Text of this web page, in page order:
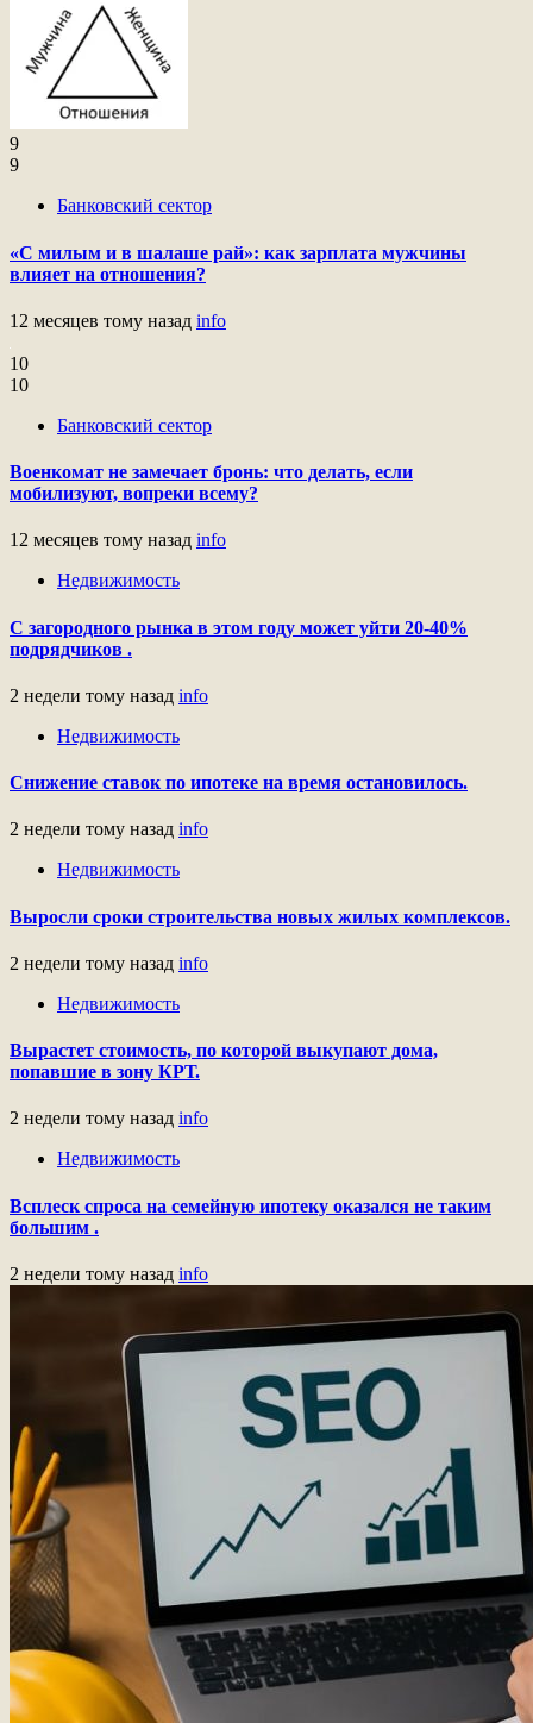
9
9
Банковский сектор
«С милым и в шалаше рай»: как зарплата мужчины
влияет на отношения?
12 месяцев тому назад info
10
10
Банковский сектор
Военкомат не замечает бронь: что делать, если
мобилизуют, вопреки всему?
12 месяцев тому назад info
Недвижимость
С загородного рынка в этом году может уйти 20-40%
подрядчиков .
2 недели тому назад info
Недвижимость
Снижение ставок по ипотеке на время остановилось.
2 недели тому назад info
Недвижимость
Выросли сроки строительства новых жилых комплексов.
2 недели тому назад info
Недвижимость
Вырастет стоимость, по которой выкупают дома,
попавшие в зону КРТ.
2 недели тому назад info
Недвижимость
Всплеск спроса на семейную ипотеку оказался не таким
большим .
2 недели тому назад info